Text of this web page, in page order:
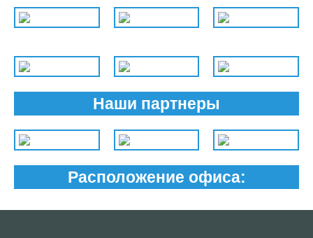
Наши партнеры
Расположение офиса: